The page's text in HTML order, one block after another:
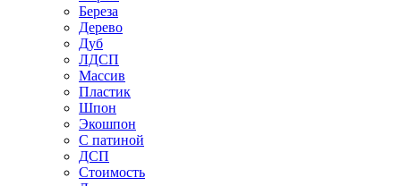
Береза
Дерево
Дуб
ЛДСП
Массив
Пластик
Шпон
Экошпон
С патиной
ДСП
Стоимость